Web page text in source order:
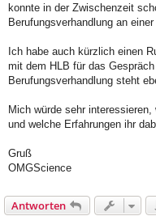
a
konnte in der Zwischenzeit
Berufungsverhandlung an
Ich habe auch kürzlich einen
mit dem HLB für das
Berufungsverhandlung steht
Mich würde sehr
und welche Erfahrungen ihr
Gruß
OMGScience
Antworten